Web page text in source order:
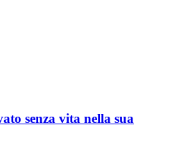
senza vita nella sua